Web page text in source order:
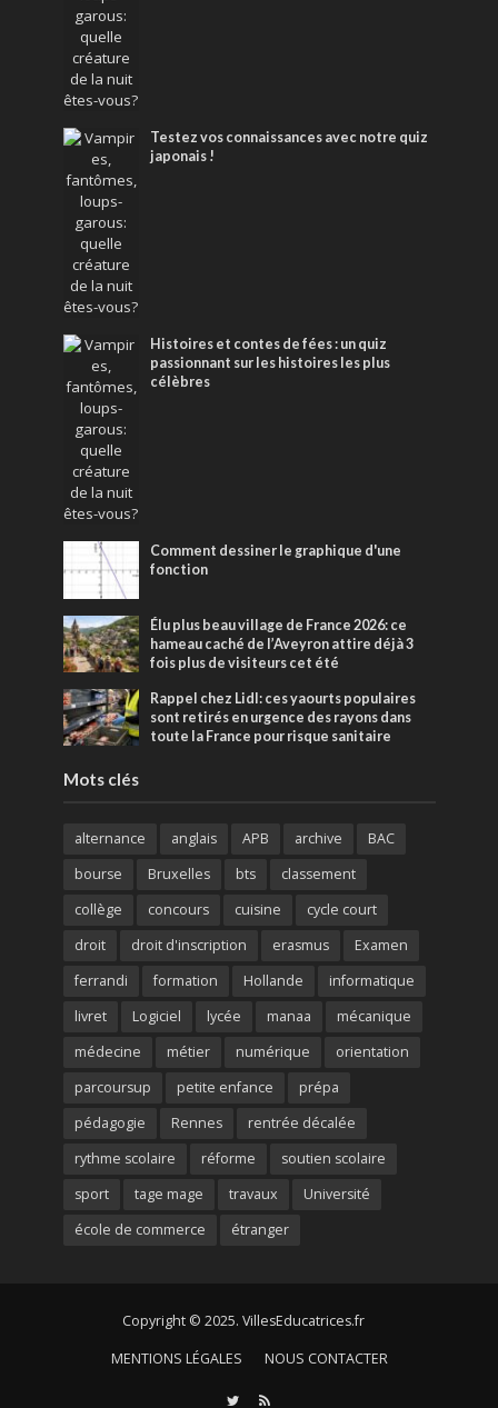
Testez vos connaissances avec notre quiz
japonais !
Histoires et contes de fées : un quiz
passionnant sur les histoires les plus
célèbres
Comment dessiner le graphique d'une
fonction
Élu plus beau village de France 2026: ce
hameau caché de l’Aveyron attire déjà 3
fois plus de visiteurs cet été
Rappel chez Lidl: ces yaourts populaires
sont retirés en urgence des rayons dans
toute la France pour risque sanitaire
Mots clés
alternance anglais APB archive
BAC
bourse
Bruxelles bts
classement
collège
concours cuisine
cycle court
droit
droit d'inscription erasmus
Examen
ferrandi
formation Hollande
informatique
livret
Logiciel lycée manaa
mécanique
médecine
métier numérique
orientation
parcoursup
petite enfance
prépa
pédagogie
Rennes
rentrée décalée
rythme scolaire
réforme
soutien scolaire
sport
tage mage travaux
Université
école de commerce
étranger
Copyright © 2025. VillesEducatrices.fr
MENTIONS LÉGALES
NOUS CONTACTER